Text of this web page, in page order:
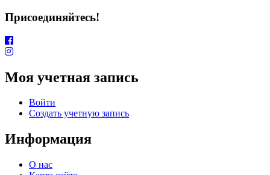
Присоединяйтесь!
Моя учетная запись
Войти
Создать учетную запись
Информация
О нас